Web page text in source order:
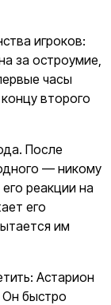
игроков:
за остроумие,
часы
второго
После
— никому
реакции на
его
им
Астарион
быстро